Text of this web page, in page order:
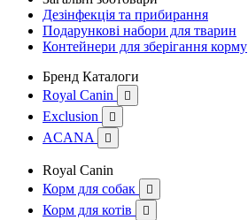
Дезінфекція та прибирання
Подарункові набори для тварин
Контейнери для зберігання корму
Бренд Каталоги
Royal Canin

Exclusion 
ACANA 
Royal Canin
Корм для собак

Корм для котів 